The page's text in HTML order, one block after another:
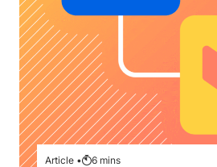
Article • 6 mins